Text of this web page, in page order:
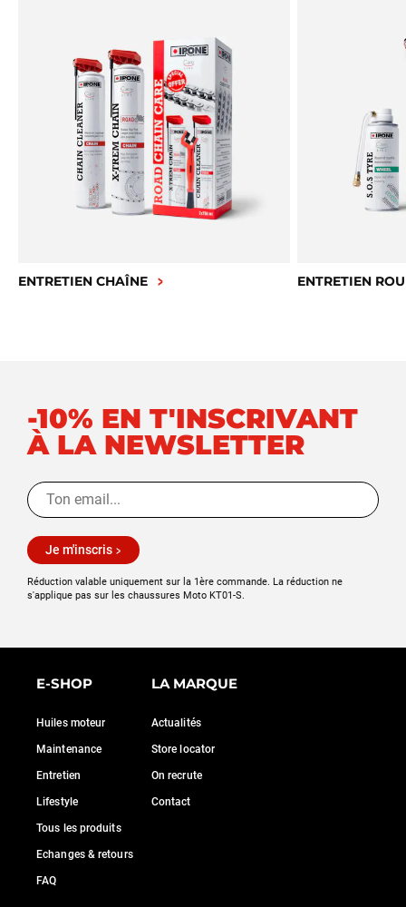
ENTRETIEN CHAÎNE ENTRETIEN
-10% EN T'INSCRIVANT
À LA NEWSLETTER
Je m'inscris
Réduction valable uniquement sur la 1ère commande. La réduction ne
s'applique pas sur les chaussures Moto KT01-S.
E-SHOP
Huiles moteur
Maintenance
Entretien
Lifestyle
Tous les produits
Echanges & retours
FAQ
LA MARQUE
Actualités
Store locator
On recrute
Contact